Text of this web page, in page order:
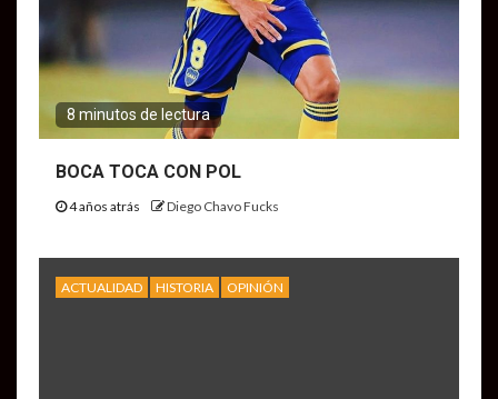
8 minutos de lectura
BOCA TOCA CON POL
4 años atrás Diego Chavo Fucks
ACTUALIDAD HISTORIA OPINIÓN